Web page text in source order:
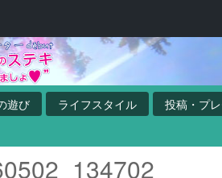
遊び ライフスタイル
投稿・プ